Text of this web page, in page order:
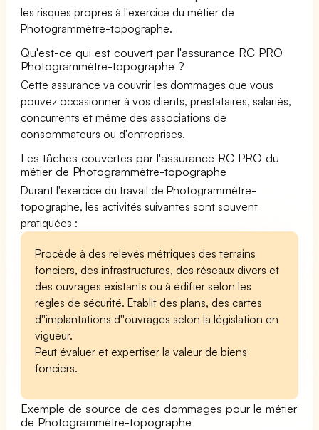
les risques propres à l'exercice du métier de
Photogrammètre-topographe.
Qu'est-ce qui est couvert par l'assurance RC PRO
Photogrammètre-topographe ?
Cette assurance va couvrir les dommages que vous
pouvez occasionner à vos clients, prestataires, salariés,
concurrents et même des associations de
consommateurs ou d'entreprises.
Les tâches couvertes par l'assurance RC PRO du
métier de Photogrammètre-topographe
Durant l'exercice du travail de Photogrammètre-
topographe, les activités suivantes sont souvent
pratiquées :
Procède à des relevés métriques des terrains
fonciers, des infrastructures, des réseaux divers et
des ouvrages existants ou à édifier selon les
règles de sécurité. Etablit des plans, des cartes
d''implantations d''ouvrages selon la législation en
vigueur.
Peut évaluer et expertiser la valeur de biens
fonciers.
Exemple de source de ces dommages pour le métier
de Photogrammètre-topographe